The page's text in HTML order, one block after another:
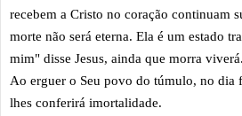
recebem a Cristo no coração continuam
morte não será eterna. Ela é um estado
mim" disse Jesus, ainda que morra
Ao erguer o Seu povo do túmulo, no
lhes conferirá imortalidade.